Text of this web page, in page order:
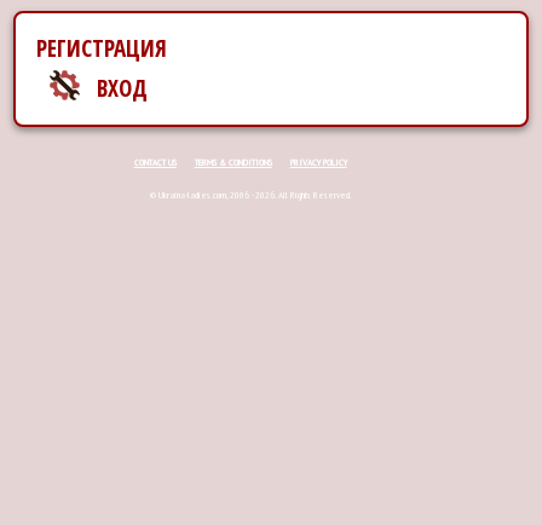
РЕГИСТРАЦИЯ
ВХОД
CONTACT US TERMS & CONDITIONS PRIVACY POLICY
© Ukraina-ladies.com, 2006 - 2026. All Rights Reserved.